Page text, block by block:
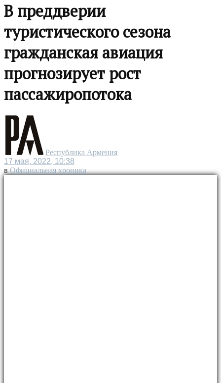
В преддверии
туристического сезона
гражданская авиация
прогнозирует рост
пассажиропотока
Республика Армения
17 мая, 2022, 10:38
в Официальная хроника